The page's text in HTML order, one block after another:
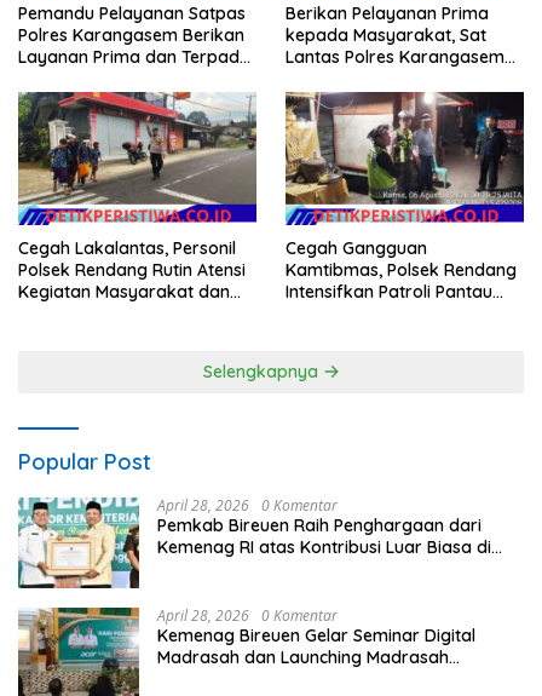
Pemandu Pelayanan Satpas
Polres Karangasem Berikan
Layanan Prima dan Terpadu
Berikan Pelayanan Prima
kepada Masyarakat, Sat
Lantas Polres Karangasem
Kepengurusan BPKB
Cegah Lakalantas, Personil
Polsek Rendang Rutin Atensi
Kegiatan Masyarakat dan
Cegah Gangguan
Kamtibmas, Polsek Rendang
Intensifkan Patroli Pantau
Selengkapnya
Popular Post
April 28, 2026 0 Komentar
Pemkab Bireuen Raih Penghargaan dari
Kemenag RI atas Kontribusi Luar Biasa di
April 28, 2026 0 Komentar
Kemenag Bireuen Gelar Seminar Digital
Madrasah dan Launching Madrasah